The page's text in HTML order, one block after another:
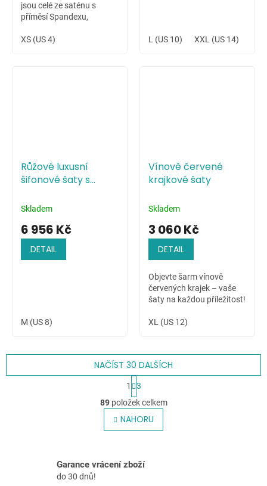
jsou celé ze saténu s
příměsí Spandexu,
krajkovou aplikací na
XS (US 4) L (US 10) XXL (US 14)
Růžové luxusní
šifonové šaty s
pajetkami
Skladem
6 956 Kč
DETAIL
M (US 8)
Vínově červené
krajkové šaty
Skladem
3 060 Kč
DETAIL
Objevte šarm vínově
červených krajek – vaše
šaty na každou příležitost!
XL (US 12)
O
v
l
á
c
NAČÍST 30 DALŠÍCH
S
t
r
á
n
k
á
n
1
3
89položek celkem
NAHORU
Garance vrácení zboží
do 30 dnů!